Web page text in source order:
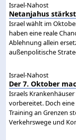
Israel-Nahost
Netanjahus
Israel wählt im
haben eine reale
Ablehnung allein
außenpolitische
Israel-Nahost
Der 7. Oktober
Israels
vorbereitet. Doch
Training an Grenzen
Verkehrswege und